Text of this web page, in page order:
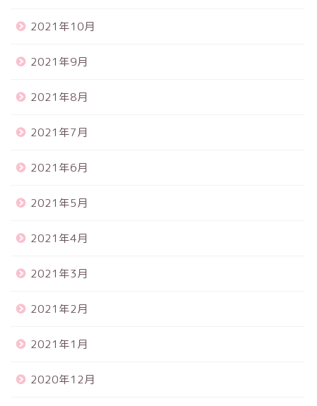
2021年10月
2021年9月
2021年8月
2021年7月
2021年6月
2021年5月
2021年4月
2021年3月
2021年2月
2021年1月
2020年12月